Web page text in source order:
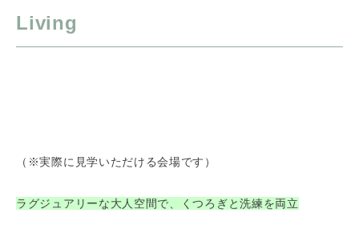
Living
（※実際に見学いただける会場です）
ラグジュアリーな大人空間で、くつろぎと洗練を両立